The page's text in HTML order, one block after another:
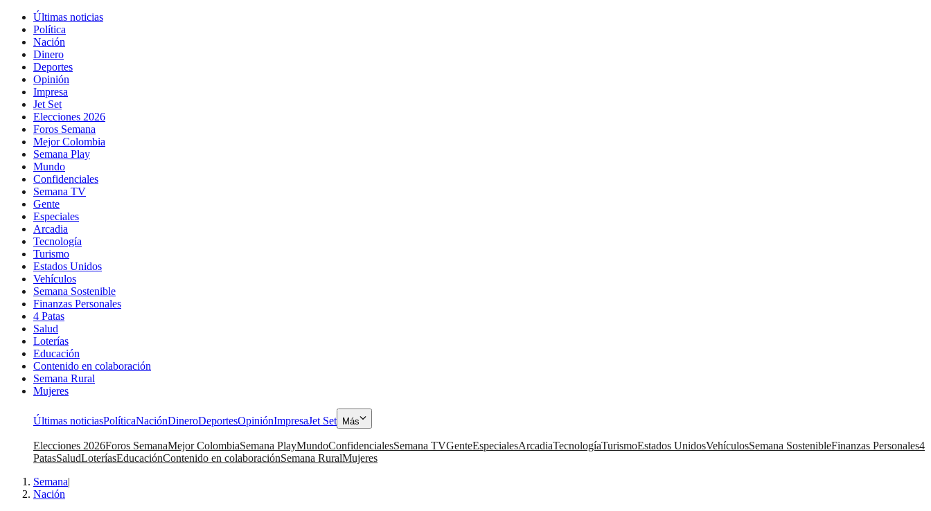
Últimas noticias
Política
Nación
Dinero
Deportes
Opinión
Impresa
Jet Set
Elecciones 2026
Foros Semana
Mejor Colombia
Semana Play
Mundo
Confidenciales
Semana TV
Gente
Especiales
Arcadia
Tecnología
Turismo
Estados Unidos
Vehículos
Semana Sostenible
Finanzas Personales
4 Patas
Salud
Loterías
Educación
Contenido en colaboración
Semana Rural
Mujeres
Últimas noticiasPolíticaNaciónDineroDeportesOpiniónImpresaJet Set Más
Elecciones 2026Foros SemanaMejor ColombiaSemana PlayMundoConfidencialesSemana TVGenteEspecialesArcadiaTecnologíaTurismoEstados UnidosVehículosSemana SostenibleFinanzas Personales4
PatasSaludLoteríasEducaciónContenido en colaboraciónSemana RuralMujeres
Semana|
Nación